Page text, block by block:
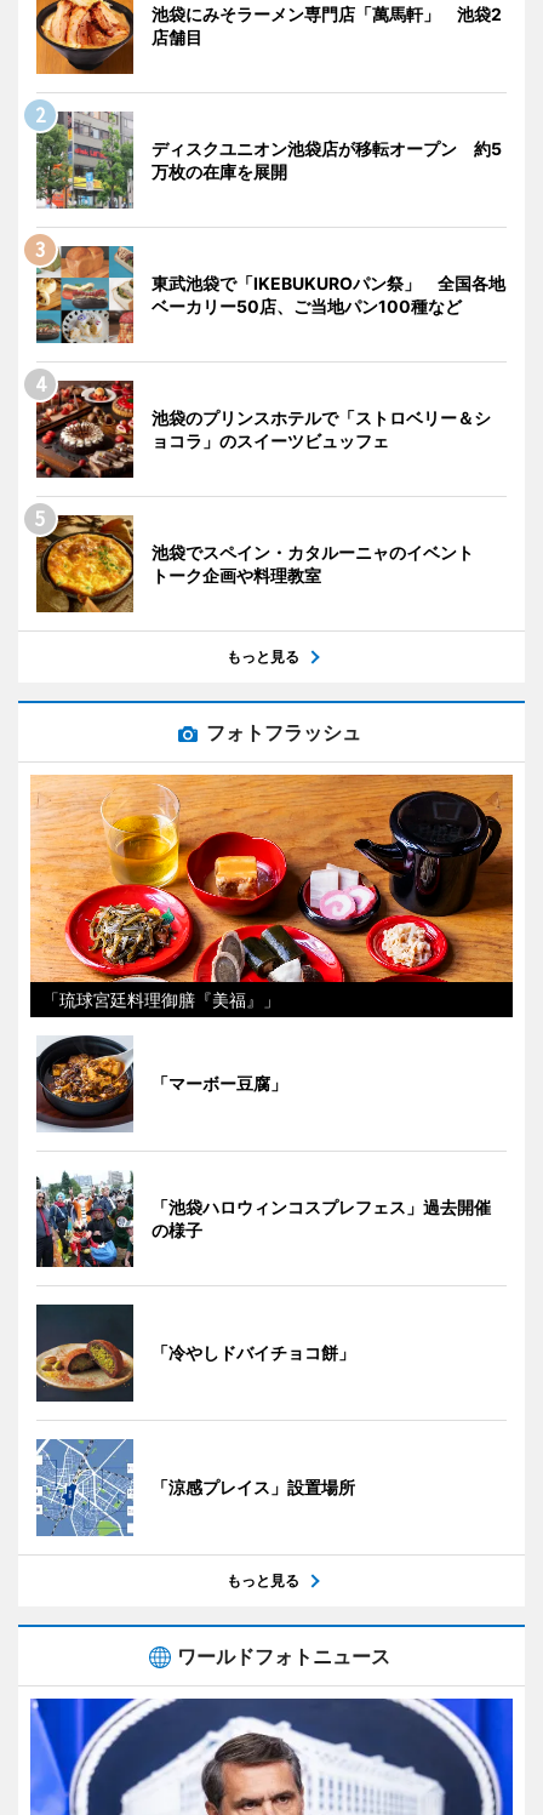
池袋にみそラーメン専門店「萬馬軒」 池袋2
店舗目
ディスクユニオン池袋店が移転オープン 約5
万枚の在庫を展開
東武池袋で「IKEBUKUROパン祭」 全国各地
ベーカリー50店、ご当地パン100種など
池袋のプリンスホテルで「ストロベリー＆シ
ョコラ」のスイーツビュッフェ
池袋でスペイン・カタルーニャのイベント
トーク企画や料理教室
もっと見る
フォトフラッシュ
「琉球宮廷料理御膳『美福』」
「マーボー豆腐」
「池袋ハロウィンコスプレフェス」過去開催
の様子
「冷やしドバイチョコ餅」
「涼感プレイス」設置場所
もっと見る
ワールドフォトニュース